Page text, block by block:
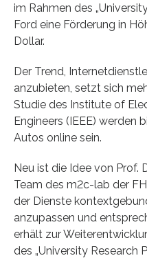
im Rahmen des
Ford eine Förderung in
Dollar.
Der Trend,
anzubieten, setzt sich
Studie des Institute of
Engineers (IEEE) werden
Autos online sein.
Neu ist die Idee von Prof.
Team des m2c-lab der
der Dienste
anzupassen und
erhält zur
des „University Research